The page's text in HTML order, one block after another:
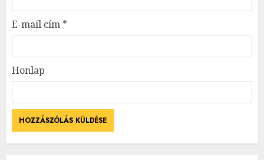
E-mail cím *
Honlap